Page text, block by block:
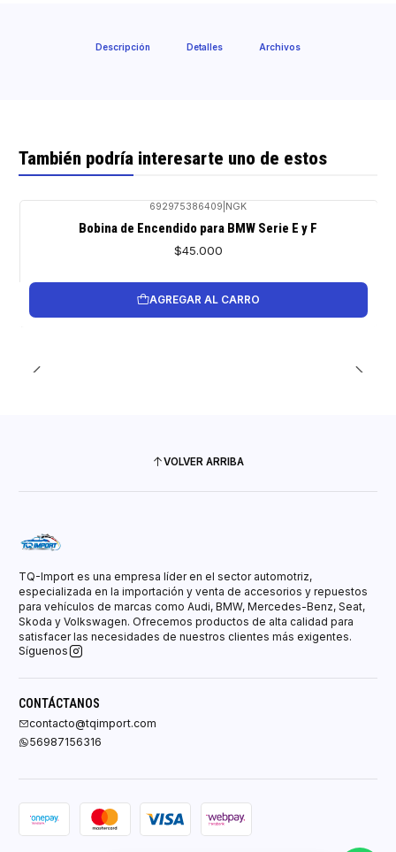
Descripción Detalles Archivos
También podría interesarte uno de estos
692975386409 NGK
Bobina de Encendido para BMW Serie E y F
$45.000
AGREGAR AL CARRO
VOLVER ARRIBA
TQ-Import es una empresa líder en el sector automotriz,
especializada en la importación y venta de accesorios y repuestos
para vehículos de marcas como Audi, BMW, Mercedes-Benz, Seat,
Skoda y Volkswagen. Ofrecemos productos de alta calidad para
satisfacer las necesidades de nuestros clientes más exigentes.
Síguenos
CONTÁCTANOS
contacto@tqimport.com
56987156316